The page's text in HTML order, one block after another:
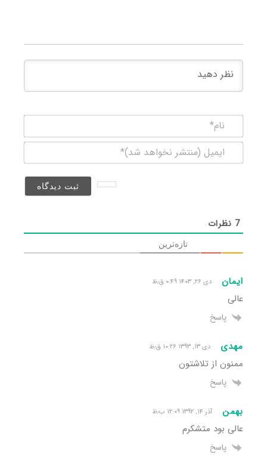
(منتشر
7 نظرات
تازه‌ترین
ایمان دی ۲۶, ۱۴۰۳ ۰:۴۹ ق٫ظ
عالی
پاسخ
مهدی دی ۱۳, ۱۳۹۳ ۱۰:۲۶ ق٫ظ
ممنون از تلاشتون
پاسخ
بهمن آذر ۱۴, ۱۳۹۲ ۱۲:۰۹ ب٫ظ
عالی بود متشکرم
پاسخ